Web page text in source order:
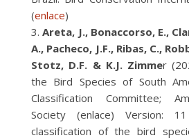
(enlace)
Areta, J., Bonaccorso, E.,
A., Pacheco, J.F., Ribas, C.,
Stotz, D.F. & K.J. Zimmer
the Bird Species of South
Classification Committee;
Society (enlace) Version:
classification of the bird